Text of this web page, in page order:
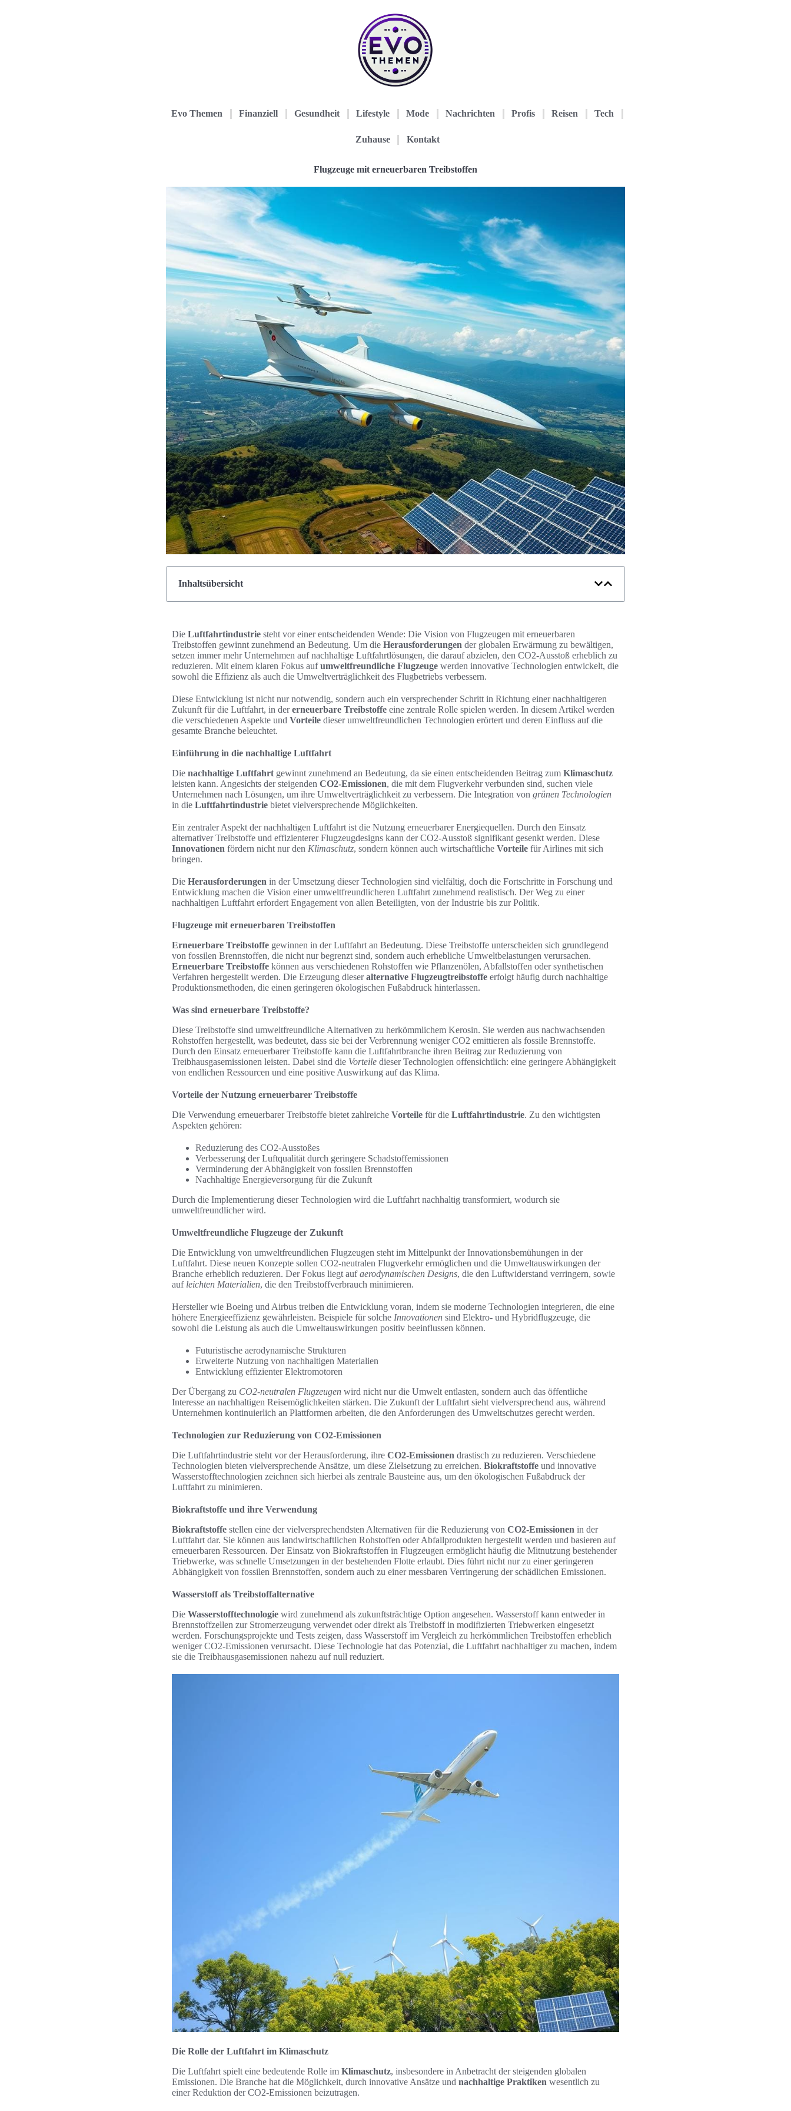
Evo Themen Finanziell Gesundheit Lifestyle Mode Nachrichten Profis Reisen Tech
Zuhause Kontakt
Flugzeuge mit erneuerbaren Treibstoffen
Inhaltsübersicht
Die Luftfahrtindustrie steht vor einer entscheidenden Wende: Die Vision von Flugzeugen mit erneuerbaren
Treibstoffen gewinnt zunehmend an Bedeutung. Um die Herausforderungen der globalen Erwärmung zu bewältigen,
setzen immer mehr Unternehmen auf nachhaltige Luftfahrtlösungen, die darauf abzielen, den CO2-Ausstoß erheblich zu
reduzieren. Mit einem klaren Fokus aufumweltfreundliche Flugzeuge werden innovative Technologien entwickelt, die
sowohl die Effizienz als auch die Umweltverträglichkeit des Flugbetriebs verbessern.
Diese Entwicklung ist nicht nur notwendig, sondern auch ein versprechender Schritt in Richtung einer nachhaltigeren
Zukunft für die Luftfahrt, in dererneuerbare Treibstoffe eine zentrale Rolle spielen werden. In diesem Artikel werden
die verschiedenen Aspekte und Vorteile dieser umweltfreundlichen Technologien erörtert und deren Einfluss auf die
gesamte Branche beleuchtet.
Einführung in die nachhaltige Luftfahrt
Die nachhaltige Luftfahrt gewinnt zunehmend an Bedeutung, da sie einen entscheidenden Beitrag zum Klimaschutz
leisten kann. Angesichts der steigenden CO2-Emissionen, die mit dem Flugverkehr verbunden sind, suchen viele
Unternehmen nach Lösungen, um ihre Umweltverträglichkeit zu verbessern. Die Integration von grünen Technologien
in die Luftfahrtindustrie bietet vielversprechende Möglichkeiten.
Ein zentraler Aspekt der nachhaltigen Luftfahrt ist die Nutzung erneuerbarer Energiequellen. Durch den Einsatz
alternativer Treibstoffe und effizienterer Flugzeugdesigns kann der CO2-Ausstoß signifikant gesenkt werden. Diese
Innovationen fördern nicht nur den Klimaschutz, sondern können auch wirtschaftliche Vorteile für Airlines mit sich
bringen.
Die Herausforderungen in der Umsetzung dieser Technologien sind vielfältig, doch die Fortschritte in Forschung und
Entwicklung machen die Vision einer umweltfreundlicheren Luftfahrt zunehmend realistisch. Der Weg zu einer
nachhaltigen Luftfahrt erfordert Engagement von allen Beteiligten, von der Industrie bis zur Politik.
Flugzeuge mit erneuerbaren Treibstoffen
Erneuerbare Treibstoffe gewinnen in der Luftfahrt an Bedeutung. Diese Treibstoffe unterscheiden sich grundlegend
von fossilen Brennstoffen, die nicht nur begrenzt sind, sondern auch erhebliche Umweltbelastungen verursachen.
Erneuerbare Treibstoffe können aus verschiedenen Rohstoffen wie Pflanzenölen, Abfallstoffen oder synthetischen
Verfahren hergestellt werden. Die Erzeugung dieseralternative Flugzeugtreibstoffe erfolgt häufig durch nachhaltige
Produktionsmethoden, die einen geringeren ökologischen Fußabdruck hinterlassen.
Was sind erneuerbare Treibstoffe?
Diese Treibstoffe sind umweltfreundliche Alternativen zu herkömmlichem Kerosin. Sie werden aus nachwachsenden
Rohstoffen hergestellt, was bedeutet, dass sie bei der Verbrennung weniger CO2 emittieren als fossile Brennstoffe.
Durch den Einsatz erneuerbarer Treibstoffe kann die Luftfahrtbranche ihren Beitrag zur Reduzierung von
Treibhausgasemissionen leisten. Dabei sind die Vorteile dieser Technologien offensichtlich: eine geringere Abhängigkeit
von endlichen Ressourcen und eine positive Auswirkung auf das Klima.
Vorteile der Nutzung erneuerbarer Treibstoffe
Die Verwendung erneuerbarer Treibstoffe bietet zahlreiche Vorteile für die Luftfahrtindustrie. Zu den wichtigsten
Aspekten gehören:
Reduzierung des CO2-Ausstoßes
Verbesserung der Luftqualität durch geringere Schadstoffemissionen
Verminderung der Abhängigkeit von fossilen Brennstoffen
Nachhaltige Energieversorgung für die Zukunft
Durch die Implementierung dieser Technologien wird die Luftfahrt nachhaltig transformiert, wodurch sie
umweltfreundlicher wird.
Umweltfreundliche Flugzeuge der Zukunft
Die Entwicklung von umweltfreundlichen Flugzeugen steht im Mittelpunkt der Innovationsbemühungen in der
Luftfahrt. Diese neuen Konzepte sollen CO2-neutralen Flugverkehr ermöglichen und die Umweltauswirkungen der
Branche erheblich reduzieren. Der Fokus liegt aufaerodynamischen Designs, die den Luftwiderstand verringern, sowie
auf leichten Materialien, die den Treibstoffverbrauch minimieren.
Hersteller wie Boeing und Airbus treiben die Entwicklung voran, indem sie moderne Technologien integrieren, die eine
höhere Energieeffizienz gewährleisten. Beispiele für solche Innovationen sind Elektro- und Hybridflugzeuge, die
sowohl die Leistung als auch die Umweltauswirkungen positiv beeinflussen können.
Futuristische aerodynamische Strukturen
Erweiterte Nutzung von nachhaltigen Materialien
Entwicklung effizienter Elektromotoren
Der Übergang zu CO2-neutralen Flugzeugen wird nicht nur die Umwelt entlasten, sondern auch das öffentliche
Interesse an nachhaltigen Reisemöglichkeiten stärken. Die Zukunft der Luftfahrt sieht vielversprechend aus, während
Unternehmen kontinuierlich an Plattformen arbeiten, die den Anforderungen des Umweltschutzes gerecht werden.
Technologien zur Reduzierung von CO2-Emissionen
Die Luftfahrtindustrie steht vor der Herausforderung, ihre CO2-Emissionen drastisch zu reduzieren. Verschiedene
Technologien bieten vielversprechende Ansätze, um diese Zielsetzung zu erreichen. Biokraftstoffe und innovative
Wasserstofftechnologien zeichnen sich hierbei als zentrale Bausteine aus, um den ökologischen Fußabdruck der
Luftfahrt zu minimieren.
Biokraftstoffe und ihre Verwendung
Biokraftstoffe stellen eine der vielversprechendsten Alternativen für die Reduzierung von CO2-Emissionen in der
Luftfahrt dar. Sie können aus landwirtschaftlichen Rohstoffen oder Abfallprodukten hergestellt werden und basieren auf
erneuerbaren Ressourcen. Der Einsatz von Biokraftstoffen in Flugzeugen ermöglicht häufig die Mitnutzung bestehender
Triebwerke, was schnelle Umsetzungen in der bestehenden Flotte erlaubt. Dies führt nicht nur zu einer geringeren
Abhängigkeit von fossilen Brennstoffen, sondern auch zu einer messbaren Verringerung der schädlichen Emissionen.
Wasserstoff als Treibstoffalternative
Die Wasserstofftechnologie wird zunehmend als zukunftsträchtige Option angesehen. Wasserstoff kann entweder in
Brennstoffzellen zur Stromerzeugung verwendet oder direkt als Treibstoff in modifizierten Triebwerken eingesetzt
werden. Forschungsprojekte und Tests zeigen, dass Wasserstoff im Vergleich zu herkömmlichen Treibstoffen erheblich
weniger CO2-Emissionen verursacht. Diese Technologie hat das Potenzial, die Luftfahrt nachhaltiger zu machen, indem
sie die Treibhausgasemissionen nahezu auf null reduziert.
Die Rolle der Luftfahrt im Klimaschutz
Die Luftfahrt spielt eine bedeutende Rolle im Klimaschutz, insbesondere in Anbetracht der steigenden globalen
Emissionen. Die Branche hat die Möglichkeit, durch innovative Ansätze und nachhaltige Praktiken wesentlich zu
einer Reduktion der CO2-Emissionen beizutragen.